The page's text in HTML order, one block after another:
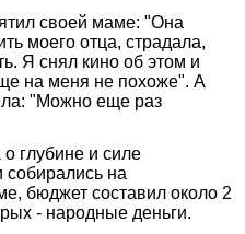
своей маме: "Она
моего отца, страдала,
Я снял кино об этом и
на меня не похоже". А
"Можно еще раз
глубине и силе
собирались на
бюджет составил около 2
- народные деньги.